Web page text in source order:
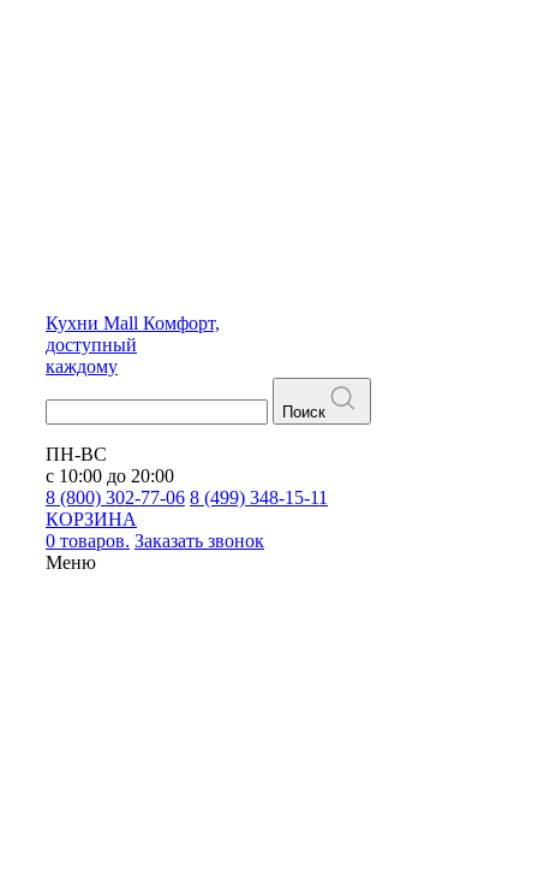
Кухни Mall Комфорт,
доступный
каждому
Поиск
ПН-ВС
с 10:00 до 20:00
8 (800) 302-77-06 8 (499) 348-15-11
КОРЗИНА
0 товаров. Заказать звонок
Меню